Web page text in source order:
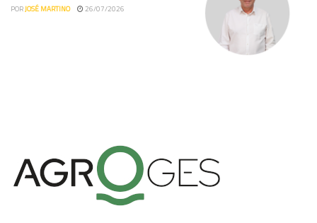
PORJOSÉ MARTINO 26/07/2026